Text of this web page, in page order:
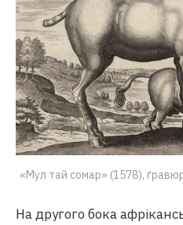
«Мул тай сомар» (1578),
На другого бока